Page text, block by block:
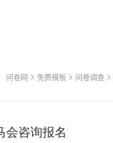
问卷网 免费模板 问卷调查